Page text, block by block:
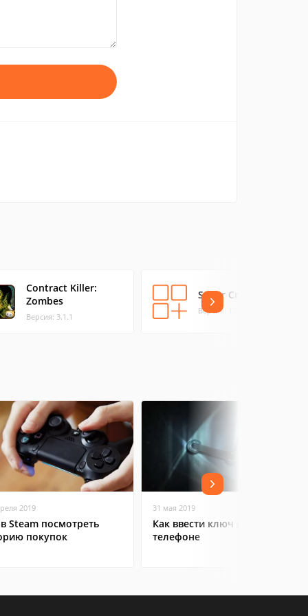
Contract Killer:
Zombes
Версия: 3.1.1
Super Crate Box
Версия: 1.2.20
2019
Steam посмотреть
покупок
31 мая 2019
Как ввести ключ в Steam на
телефоне